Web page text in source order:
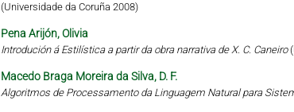
(Universidade da Coruña 2008)
Pena Arijón, Olivia
Introdución á Estilística a partir da obra narrativa de X. C. Caneiro
Macedo Braga Moreira da Silva, D. F.
Algoritmos de Processamento da Linguagem Natural para